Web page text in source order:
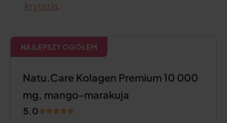
kryteria.
NAJLEPSZY OGÓŁEM
Natu.Care Kolagen Premium 10 000
mg, mango-marakuja
5.0